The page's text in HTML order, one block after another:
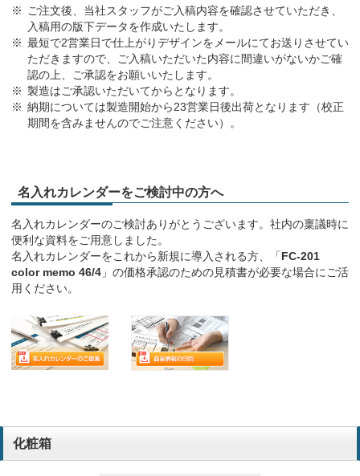
ご注文後、当社スタッフがご入稿内容を確認させていただき、
入稿用の版下データを作成いたします。
最短で2営業日で仕上がりデザインをメールにてお送りさせてい
ただきますので、ご入稿いただいた内容に間違いがないかご確
認の上、ご承認をお願いいたします。
製造はご承認いただいてからとなります。
納期については製造開始から23営業日後出荷となります（校正
期間を含みませんのでご注意ください）。
名入れカレンダーをご検討中の方へ
名入れカレンダーのご検討ありがとうございます。社内の稟議時に
便利な資料をご用意しました。
名入れカレンダーをこれから新規に導入される方、「FC-201
color memo 46/4 」の価格承認のための見積書が必要な場合にご活
用ください。
化粧箱